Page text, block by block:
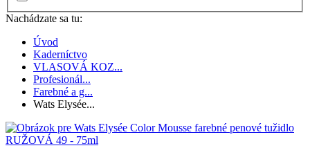
Nachádzate sa tu:
Úvod
Kaderníctvo
VLASOVÁ KOZ...
Profesionál...
Farebné a g...
Wats Elysée...